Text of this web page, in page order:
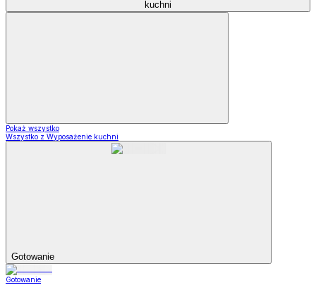
kuchni
Pokaż wszystko
Wszystko z Wyposażenie kuchni
Gotowanie
Gotowanie